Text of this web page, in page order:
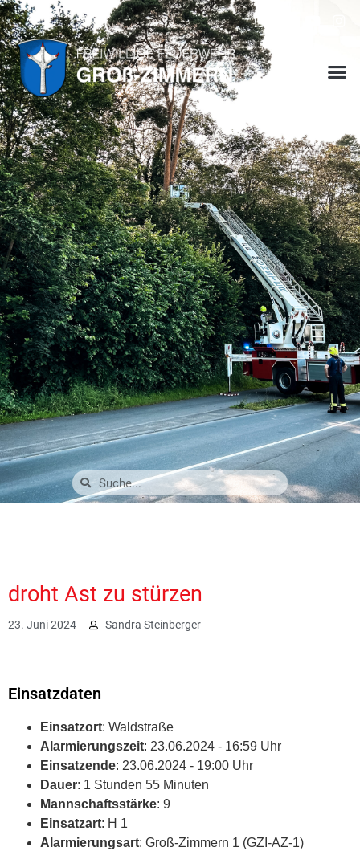
droht Ast zu stürzen
23. Juni 2024 Sandra Steinberger
Einsatzdaten
Einsatzort: Waldstraße
Alarmierungszeit: 23.06.2024 - 16:59 Uhr
Einsatzende: 23.06.2024 - 19:00 Uhr
Dauer: 1 Stunden 55 Minuten
Mannschaftsstärke: 9
Einsatzart: H 1
Alarmierungsart: Groß-Zimmern 1 (GZI-AZ-1)